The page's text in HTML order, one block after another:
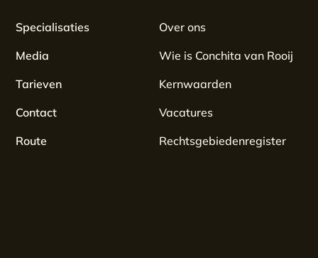
Over ons
Wie is Conchita van Rooij
Kernwaarden
Vacatures
Rechtsgebiedenregister
Specialisaties
Media
Tarieven
Contact
Route